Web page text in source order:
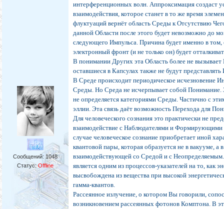
Сообщений: 1048
Статус:Offline
интерференционных волн. Аппроксимация создаст
взаимодействия, которое станет в то же время
флуктуаций вернёт область Среды к Отсутствию
данной Области после этого будет невозможно до
следующего Импульса. Причина будет именно в
электронный фронт (и не только он) будет
В понимании Других эта Область более не вызывает
оставшиеся в Капсулах также не будут представлять
В Среде происходит периодическое исчезновение
Среды. Но Среда не исчерпывает собой Понимание.
не определяется категориями Среды. Частично с
эллии. Эта связь даёт возможность Перехода для
Для человеческого сознания это практически не
взаимодействие с Наблюдателями и
случае человеческое сознание приобретает иной
квантовой пары, которая образуется не в вакууме, а
взаимодействующей со Средой и с
является одним из процессов-указателей на то, как
высвобождена из вещества при высокой
гамма-квантов.
Рассеянное излучение, о котором Вы говорили,
возникновением рассеянных фотонов Комптона. В